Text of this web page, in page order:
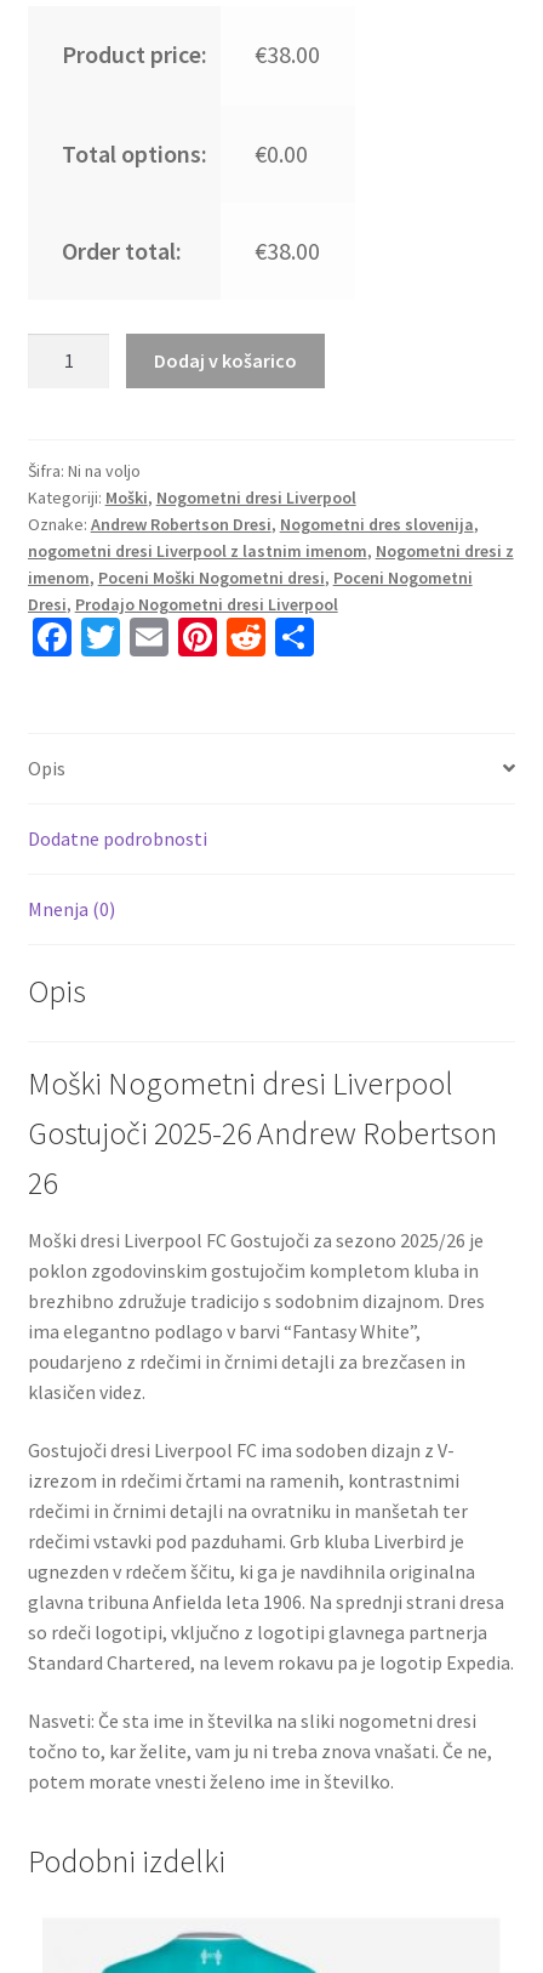
Product price: €38.00
Total options: €0.00
Order total: €38.00
Gostujoči
2025-
26
Andrew
Robertson
26
količina
Dodaj v košarico
Šifra: Ni na voljo
Kategoriji: Moški, Nogometni dresi Liverpool
Oznake: Andrew Robertson Dresi, Nogometni dres slovenija,
nogometni dresi Liverpool z lastnim imenom, Nogometni dresi z
imenom, Poceni Moški Nogometni dresi, Poceni Nogometni
Dresi, Prodajo Nogometni dresi Liverpool
Fa
k
T E Pi R S
Opis
Dodatne podrobnosti
Mnenja (0)
Opis
Moški Nogometni dresi Liverpool
Gostujoči 2025-26 Andrew Robertson
26
Moški dresi Liverpool FC Gostujoči za sezono 2025/26 je
poklon zgodovinskim gostujočim kompletom kluba in
brezhibno združuje tradicijo s sodobnim dizajnom. Dres
ima elegantno podlago v barvi “Fantasy White”,
poudarjeno z rdečimi in črnimi detajli za brezčasen in
klasičen videz.
Gostujoči dresi Liverpool FC ima sodoben dizajn z V-
izrezom in rdečimi črtami na ramenih, kontrastnimi
rdečimi in črnimi detajli na ovratniku in manšetah ter
rdečimi vstavki pod pazduhami. Grb kluba Liverbird je
ugnezden v rdečem ščitu, ki ga je navdihnila originalna
glavna tribuna Anfielda leta 1906. Na sprednji strani dresa
so rdeči logotipi, vključno z logotipi glavnega partnerja
Standard Chartered, na levem rokavu pa je logotip Expedia.
Nasveti: Če sta ime in številka na sliki nogometni dresi
točno to, kar želite, vam ju ni treba znova vnašati. Če ne,
potem morate vnesti želeno ime in številko.
Podobni izdelki